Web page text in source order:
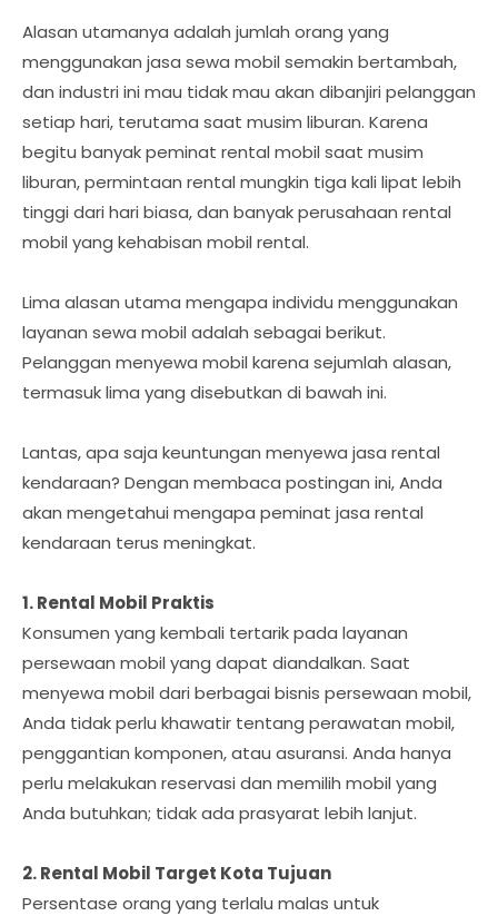
Alasan utamanya adalah jumlah orang yang
menggunakan jasa sewa mobil semakin bertambah,
dan industri ini mau tidak mau akan dibanjiri pelanggan
setiap hari, terutama saat musim liburan. Karena
begitu banyak peminat rental mobil saat musim
liburan, permintaan rental mungkin tiga kali lipat lebih
tinggi dari hari biasa, dan banyak perusahaan rental
mobil yang kehabisan mobil rental.
Lima alasan utama mengapa individu menggunakan
layanan sewa mobil adalah sebagai berikut.
Pelanggan menyewa mobil karena sejumlah alasan,
termasuk lima yang disebutkan di bawah ini.
Lantas, apa saja keuntungan menyewa jasa rental
kendaraan? Dengan membaca postingan ini, Anda
akan mengetahui mengapa peminat jasa rental
kendaraan terus meningkat.
1. Rental Mobil Praktis
Konsumen yang kembali tertarik pada layanan
persewaan mobil yang dapat diandalkan. Saat
menyewa mobil dari berbagai bisnis persewaan mobil,
Anda tidak perlu khawatir tentang perawatan mobil,
penggantian komponen, atau asuransi. Anda hanya
perlu melakukan reservasi dan memilih mobil yang
Anda butuhkan; tidak ada prasyarat lebih lanjut.
2. Rental Mobil Target Kota Tujuan
Persentase orang yang terlalu malas untuk